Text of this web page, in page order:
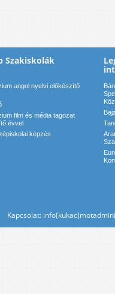
Szakiskolák
angol nyelvi előkészítő
film és média tagozat
évvel
képzés